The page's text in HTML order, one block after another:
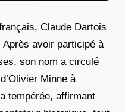
Claude Dartois
avoir participé à
son nom a circulé
Minne à
tempérée, affirmant